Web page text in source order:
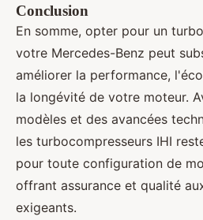
Conclusion
En somme, opter pour un
votre Mercedes-Benz peut
améliorer la performance,
la longévité de votre moteur.
modèles et des avancées
les turbocompresseurs IHI
pour toute configuration de
offrant assurance et qualité
exigeants.